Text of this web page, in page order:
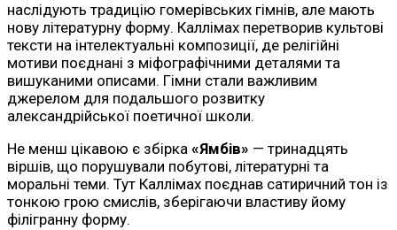
наслідують традицію гомерівських гімнів, але мають
нову літературну форму. Каллімах перетворив культові
тексти на інтелектуальні композиції, де релігійні
мотиви поєднані з міфографічними деталями та
вишуканими описами. Гімни стали важливим
джерелом для подальшого розвитку
александрійської поетичної школи.
Не менш цікавою є збірка «Ямбів» — тринадцять
віршів, що порушували побутові, літературні та
моральні теми. Тут Каллімах поєднав сатиричний тон із
тонкою грою смислів, зберігаючи властиву йому
філігранну форму.